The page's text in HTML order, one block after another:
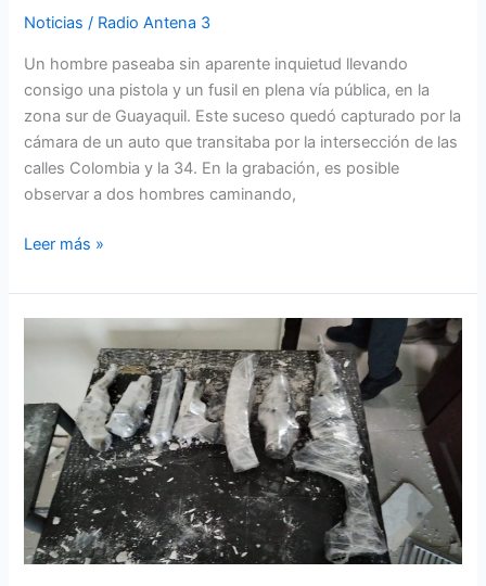
Noticias / Radio Antena 3
Un hombre paseaba sin aparente inquietud llevando
consigo una pistola y un fusil en plena vía pública, en la
zona sur de Guayaquil. Este suceso quedó capturado por la
cámara de un auto que transitaba por la intersección de las
calles Colombia y la 34. En la grabación, es posible
observar a dos hombres caminando,
Leer más »
Fusiles,
y
más,
en
las
oficinas
del
SNAI